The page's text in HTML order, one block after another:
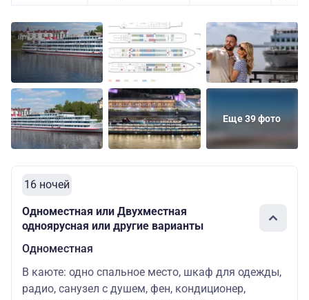
Еще 39 фото
16 ночей
Одноместная или Двухместная
одноярусная или другие варианты
Одноместная
В каюте: одно спальное место, шкаф для одежды,
радио, санузел с душем, фен, кондиционер,